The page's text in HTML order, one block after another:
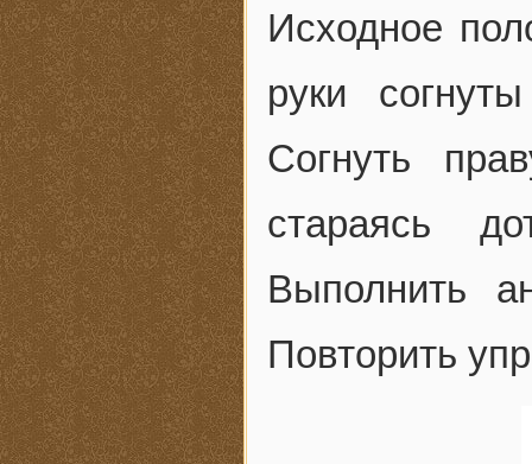
Исходное
руки
Согнуть
стараясь
Выполнить
Повторить